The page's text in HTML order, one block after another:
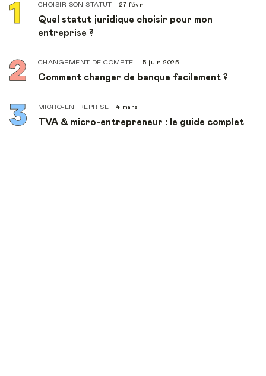
CHOISIR SON STATUT 27 févr.
Quel statut juridique choisir pour mon
entreprise ?
CHANGEMENT DE COMPTE 5 juin 2025
Comment changer de banque facilement ?
MICRO-ENTREPRISE 4 mars
TVA & micro-entrepreneur : le guide complet